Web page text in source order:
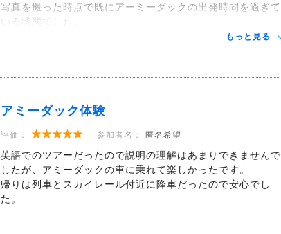
写真を撮った時点で既にアーミーダックの出発時間を過ぎて
いる状態でした。
もっと見る
アミーダック体験
評価： 参加者名： 匿名希望
英語でのツアーだったので説明の理解はあまりできませんで
したが、アミーダックの車に乗れて楽しかったです。
帰りは列車とスカイレール付近に降車だったので安心でし
た。